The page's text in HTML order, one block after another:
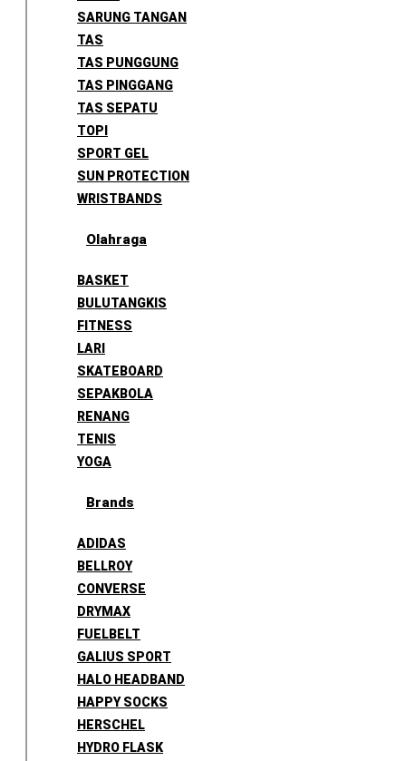
SARUNG TANGAN
TAS
TAS PUNGGUNG
TAS PINGGANG
TAS SEPATU
TOPI
SPORT GEL
SUN PROTECTION
WRISTBANDS
Olahraga
BASKET
BULUTANGKIS
FITNESS
LARI
SKATEBOARD
SEPAKBOLA
RENANG
TENIS
YOGA
Brands
ADIDAS
BELLROY
CONVERSE
DRYMAX
FUELBELT
GALIUS SPORT
HALO HEADBAND
HAPPY SOCKS
HERSCHEL
HYDRO FLASK